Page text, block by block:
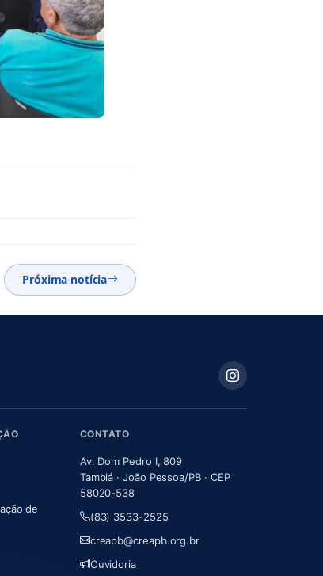
Próxima notícia
de
CONTATO
Av. Dom Pedro I, 809
Tambiá · João Pessoa/PB · CEP
58020-538
(83) 3533-2525
creapb@creapb.org.br
Ouvidoria